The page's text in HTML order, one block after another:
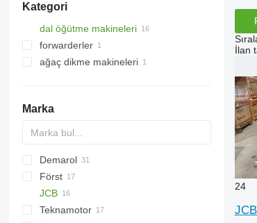
Kategori
dal öğütme makineleri
forwarderler
ağaç dikme makineleri
Marka
CK
Demarol
R-12
R-13
Tajga
AK
DW
Biber
Först
ST
TR
Arborist
QuadTrak
JCB
A-series
Hem
1510 E
Crambo
Big X
CS
TP
OL
PTH
MR
Teknamotor
İlan
24